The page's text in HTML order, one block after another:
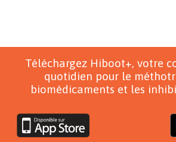
Téléchargez Hiboot+, votre
quotidien pour le
biomédicaments et les